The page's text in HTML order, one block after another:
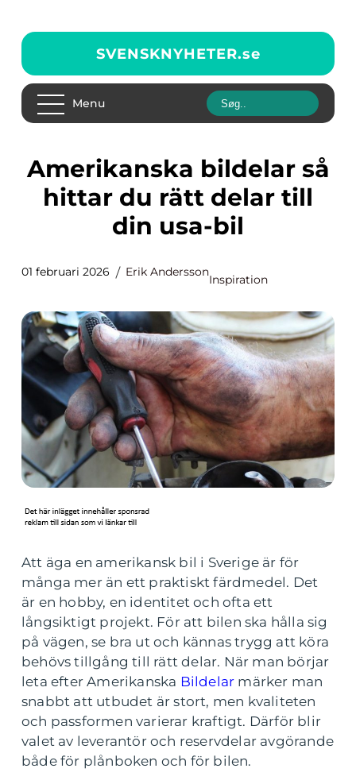
SVENSKNYHETER.se
Menu
Amerikanska bildelar så
hittar du rätt delar till
din usa-bil
01 februari 2026 Erik Andersson
Inspiration
Att äga en amerikansk bil i Sverige är för
många mer än ett praktiskt färdmedel. Det
är en hobby, en identitet och ofta ett
långsiktigt projekt. För att bilen ska hålla sig
på vägen, se bra ut och kännas trygg att köra
behövs tillgång till rätt delar. När man börjar
leta efter Amerikanska Bildelar märker man
snabbt att utbudet är stort, men kvaliteten
och passformen varierar kraftigt. Därför blir
valet av leverantör och reservdelar avgörande
både för plånboken och för bilen.